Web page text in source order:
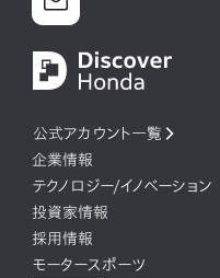
公式アカウント一覧
企業情報
テクノロジー/イノベーション
投資家情報
採用情報
モータースポーツ